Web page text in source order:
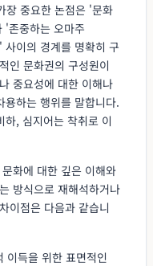
장 중요한 논점은 '문화
중하는 오마주
이의 경계를 명확히 구
인 문화권의 구성원이
중요성에 대한 이해나
하는 행위를 말합니다.
, 심지어는 착취로 이
화에 대한 깊은 이해와
방식으로 재해석하거나
이점은 다음과 같습니
이득을 위한 표면적인